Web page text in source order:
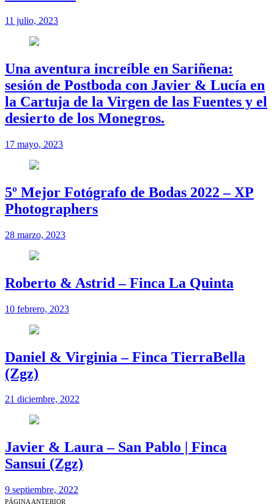
11 julio, 2023
Una aventura increíble en Sariñena:
sesión de Postboda con Javier & Lucía en
la Cartuja de la Virgen de las Fuentes y el
desierto de los Monegros.
17 mayo, 2023
5º Mejor Fotógrafo de Bodas 2022 – XP
Photographers
28 marzo, 2023
Roberto & Astrid – Finca La Quinta
10 febrero, 2023
Daniel & Virginia – Finca TierraBella
(Zgz)
21 diciembre, 2022
Javier & Laura – San Pablo | Finca
Sansui (Zgz)
9 septiembre, 2022
PÁGINA ANTERIOR